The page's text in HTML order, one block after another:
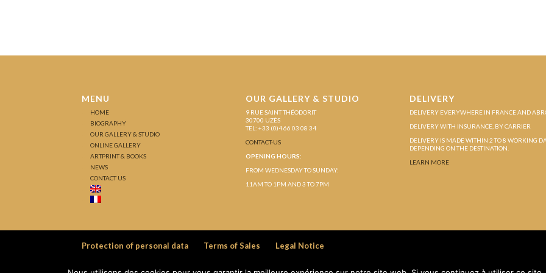
MENU
HOME
BIOGRAPHY
OUR GALLERY & STUDIO
ONLINE GALLERY
ARTPRINT & BOOKS
NEWS
CONTACT US
OUR GALLERY & STUDIO
9 RUE SAINT THÉODORIT
30700 UZÈS
TEL: +33 (0)4 66 03 08 34
CONTACT-US
OPENING HOURS:
FROM WEDNESDAY TO SUNDAY:
11AM TO 1PM AND 3 TO 7PM
DELIVERY
DELIVERY EVERYWHERE IN FRANCE AND
DELIVERY WITH INSURANCE, BY CARRIER
DELIVERY IS MADE WITHIN 2 TO 8 WORKING
DEPENDING ON THE DESTINATION.
LEARN MORE
Protection of personal data Terms of Sales Legal Notice